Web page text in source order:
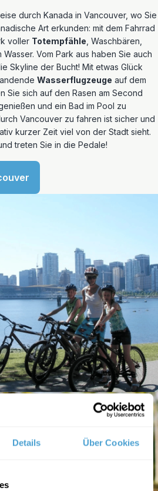
Details Über Cookies
durch Kanada in Vancouver, wo Sie
Art erkunden: mit dem Fahrrad
voller Totempfähle , Waschbären,
Vom Park aus haben Sie auch
Skyline der Bucht! Mit etwas Glück
Wasserflugzeuge auf dem
Sie sich auf den Rasen am Second
und ein Bad im Pool zu
Vancouver zu fahren ist sicher und
kurzer Zeit viel von der Stadt sieht.
treten Sie in die Pedale!